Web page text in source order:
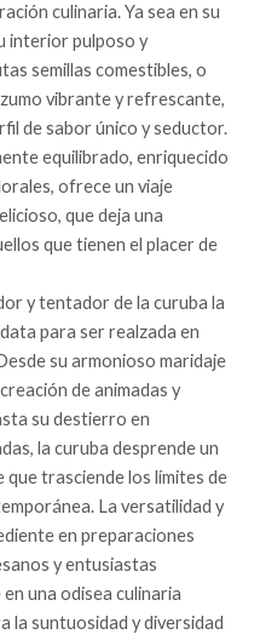
culinaria. Ya sea en su
interior pulposo y
semillas comestibles, o
vibrante y refrescante,
de sabor único y seductor.
equilibrado, enriquecido
ofrece un viaje
que deja una
que tienen el placer de
y tentador de la curuba la
para ser realzada en
su armonioso maridaje
de animadas y
su destierro en
la curuba desprende un
trasciende los límites de
La versatilidad y
en preparaciones
y entusiastas
una odisea culinaria
la suntuosidad y diversidad